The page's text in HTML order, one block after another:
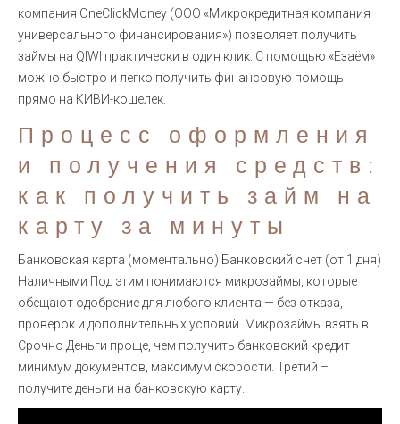
компания OneClickMoney (ООО «Микрокредитная компания
универсального финансирования») позволяет получить
займы на QIWI практически в один клик. С помощью «Езаём»
можно быстро и легко получить финансовую помощь
прямо на КИВИ-кошелек.
Процесс оформления
и получения средств:
как получить займ на
карту за минуты
Банковская карта (моментально) Банковский счет (от 1 дня)
Наличными Под этим понимаются микрозаймы, которые
обещают одобрение для любого клиента — без отказа,
проверок и дополнительных условий. Микрозаймы взять в
Срочно Деньги проще, чем получить банковский кредит –
минимум документов, максимум скорости. Третий –
получите деньги на банковскую карту.